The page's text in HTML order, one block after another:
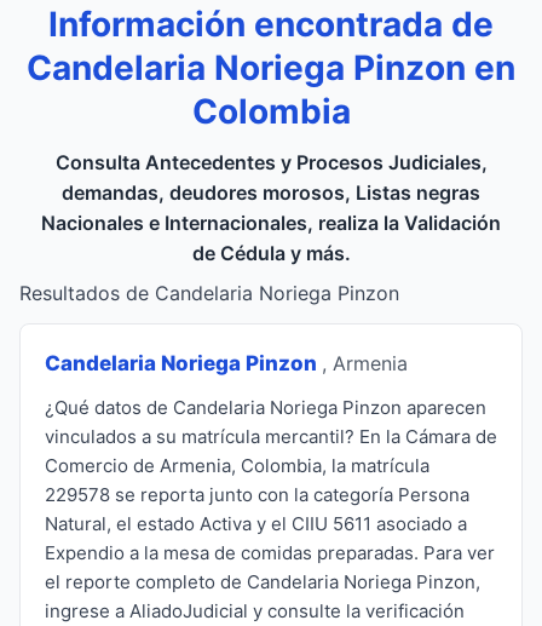
Información encontrada de
Candelaria Noriega Pinzon en
Colombia
Consulta Antecedentes y Procesos Judiciales,
demandas, deudores morosos, Listas negras
Nacionales e Internacionales, realiza la Validación
de Cédula y más.
Resultados de Candelaria Noriega Pinzon
Candelaria Noriega Pinzon , Armenia
¿Qué datos de Candelaria Noriega Pinzon aparecen
vinculados a su matrícula mercantil? En la Cámara de
Comercio de Armenia, Colombia, la matrícula
229578 se reporta junto con la categoría Persona
Natural, el estado Activa y el CIIU 5611 asociado a
Expendio a la mesa de comidas preparadas. Para ver
el reporte completo de Candelaria Noriega Pinzon,
ingrese a AliadoJudicial y consulte la verificación